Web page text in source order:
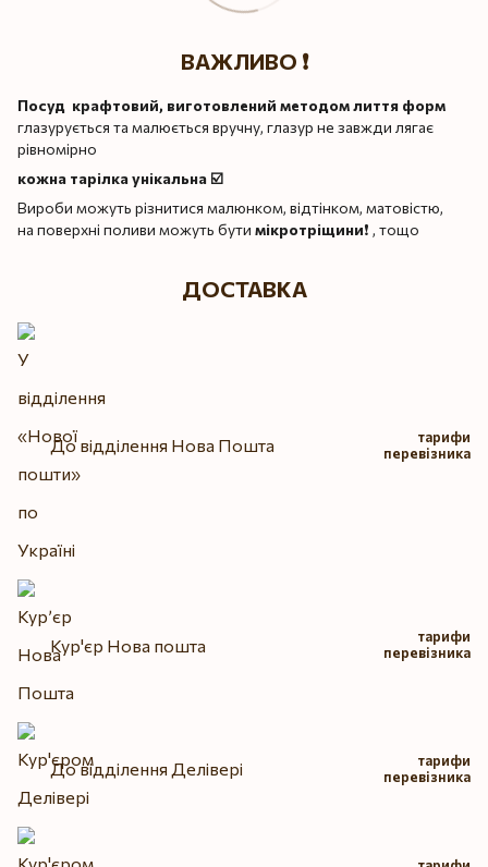
ВАЖЛИВО ❗️
Посуд крафтовий, виготовлений методом лиття форм
глазурується та малюється вручну, глазур не завжди лягає
рівномірно
кожна тарілка унікальна ☑️
Вироби можуть різнитися малюнком, відтінком, матовістю,
на поверхні поливи можуть бути мікротріщини❗️ , тощо
ДОСТАВКА
До відділення Нова Пошта
тарифи
перевізника
Кур'єр Нова пошта
тарифи
перевізника
До відділення Делівері
тарифи
перевізника